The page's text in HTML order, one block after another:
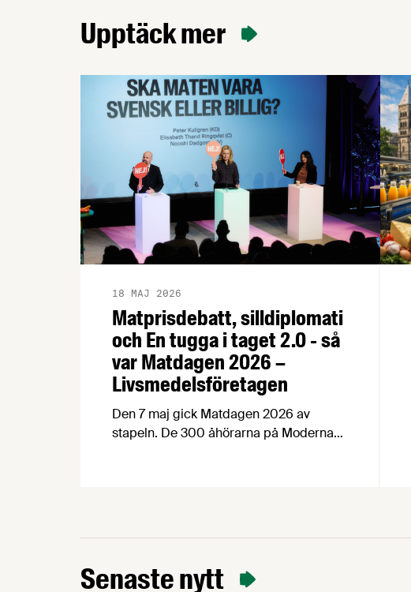
Upptäck mer
Matprisdebatt, silldiplomati
och En tugga i taget 2.0 - så
var Matdagen 2026 –
Livsmedelsföretagen
18 MAJ 2026
Den 7 maj gick Matdagen 2026 av
stapeln. De 300 åhörarna på Moderna
bästa fika och mycket, mycket mer. Här
sammanfattar vi dagen med bilder och
Senaste nytt